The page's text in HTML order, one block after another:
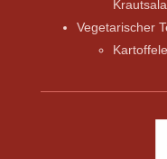
​Vegetarischer